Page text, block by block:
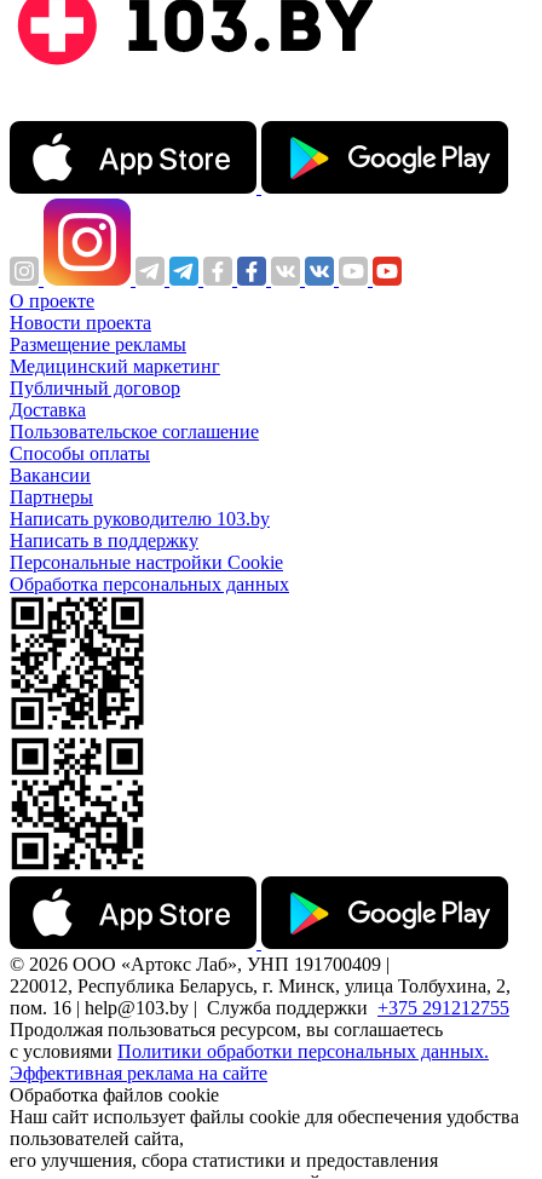
О проекте
Новости проекта
Размещение рекламы
Медицинский маркетинг
Публичный договор
Доставка
Пользовательское соглашение
Способы оплаты
Вакансии
Партнеры
Написать руководителю 103.by
Написать в поддержку
Персональные настройки Cookie
Обработка персональных данных
© 2026 ООО «Артокс Лаб», УНП 191700409 |
220012, Республика Беларусь, г. Минск, улица Толбухина, 2,
пом. 16 | help@103.by | Служба поддержки +375 291212755
Продолжая пользоваться ресурсом, вы соглашаетесь
с условиями Политики обработки персональных данных.
Эффективная реклама на сайте
Обработка файлов cookie
Наш сайт использует файлы cookie для обеспечения удобства
пользователей сайта,
его улучшения, сбора статистики и предоставления